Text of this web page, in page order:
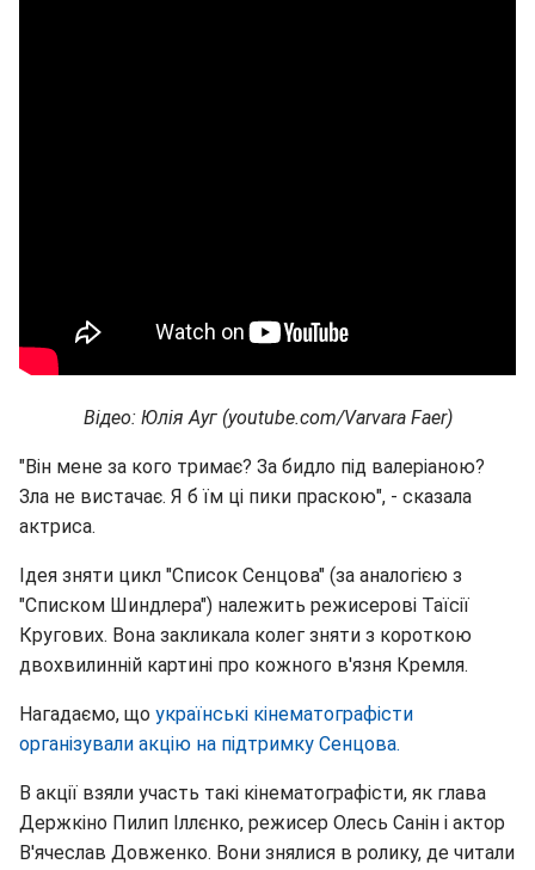
Відео: Юлія Ауг (youtube.com/Varvara Faer)
"Він мене за кого тримає? За бидло під валеріаною?
Зла не вистачає. Я б їм ці пики праскою", - сказала
актриса.
Ідея зняти цикл "Список Сенцова" (за аналогією з
"Списком Шиндлера") належить режисерові Таїсії
Кругових. Вона закликала колег зняти з короткою
двохвилинній картині про кожного в'язня Кремля.
Нагадаємо, що українські кінематографісти
організували акцію на підтримку Сенцова.
В акції взяли участь такі кінематографісти, як глава
Держкіно Пилип Іллєнко, режисер Олесь Санін і актор
В'ячеслав Довженко. Вони знялися в ролику, де читали